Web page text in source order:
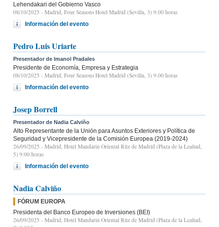
Lehendakari del Gobierno Vasco
08/10/2025 - Madrid, Four Seasons Hotel Madrid (Sevilla, 3) 9.00 horas
Información del evento
Pedro Luis Uriarte
Presentador de Imanol Pradales
Presidente de Economía, Empresa y Estrategia
08/10/2025 - Madrid, Four Seasons Hotel Madrid (Sevilla, 3) 9.00 horas
Información del evento
Josep Borrell
Presentador de Nadia Calviño
Alto Representante de la Unión para Asuntos Exteriores y Política de
Seguridad y Vicepresidente de la Comisión Europea (2019-2024)
26/09/2025 - Madrid, Hotel Mandarin Oriental Ritz de Madrid (Plaza de la Lealtad,
5) 9:00 horas
Información del evento
Nadia Calviño
FÓRUM EUROPA
Presidenta del Banco Europeo de Inversiones (BEI)
26/09/2025 - Madrid, Hotel Mandarin Oriental Ritz de Madrid (Plaza de la Lealtad,